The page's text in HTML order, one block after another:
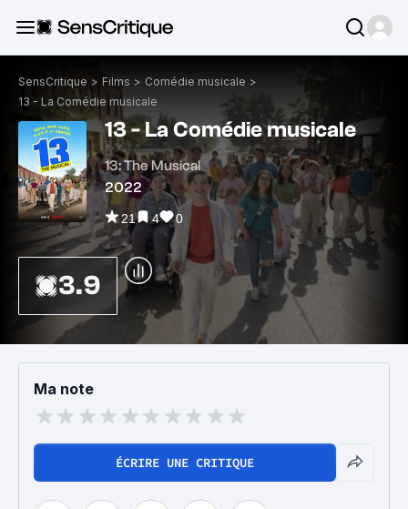
SensCritique > Films > Comédie musicale >
13 - La Comédie musicale
13 - La Comédie musicale
13: The Musical
2022
21 4 0
3.9
Ma note
ÉCRIRE UNE CRITIQUE